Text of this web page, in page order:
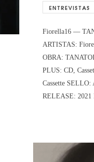
ENTREVISTAS
Fiorella16 —
ARTISTAS:
OBRA:
PLUS: CD,
Cassette SELLO:
RELEASE: 2021